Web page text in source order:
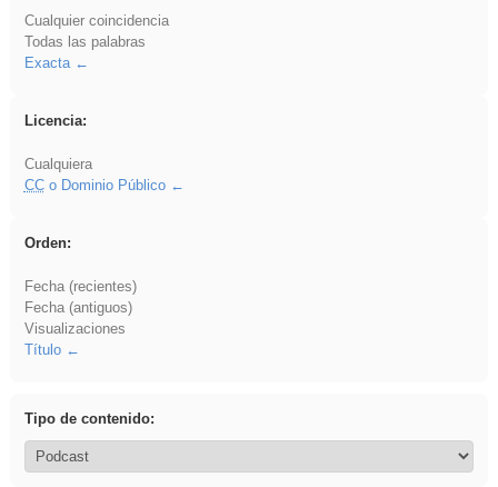
Cualquier coincidencia
Todas las palabras
Exacta
Licencia:
Cualquiera
CCo Dominio Público
Orden:
Fecha (recientes)
Fecha (antiguos)
Visualizaciones
Título
Tipo de contenido: